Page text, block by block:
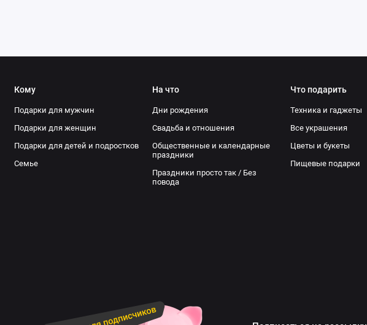
Кому
Подарки для мужчин
Подарки для женщин
Подарки для детей и подростков
Семье
На что
Дни рождения
Свадьба и отношения
Общественные и календарные
праздники
Праздники просто так / Без
повода
Что подарить
Техника и гаджеты
Все украшения
Цветы и букеты
Пищевые подарки